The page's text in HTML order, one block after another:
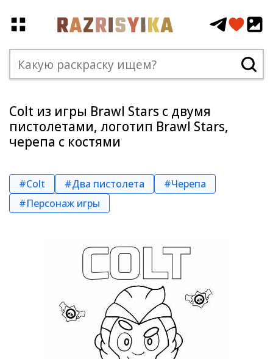
Colt из игры Brawl Stars с двумя
пистолетами, логотип Brawl Stars,
черепа с костями
#Colt #Два пистолета
#Черепа
#Персонаж игры